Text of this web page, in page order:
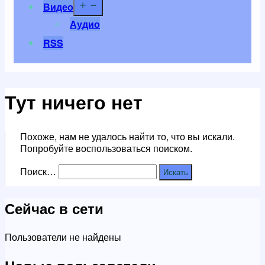
Видео
Аудио
RSS
Тут ничего нет
Похоже, нам не удалось найти то, что вы искали.
Попробуйте воспользоваться поиском.
Поиск…
Сейчас в сети
Пользователи не найдены